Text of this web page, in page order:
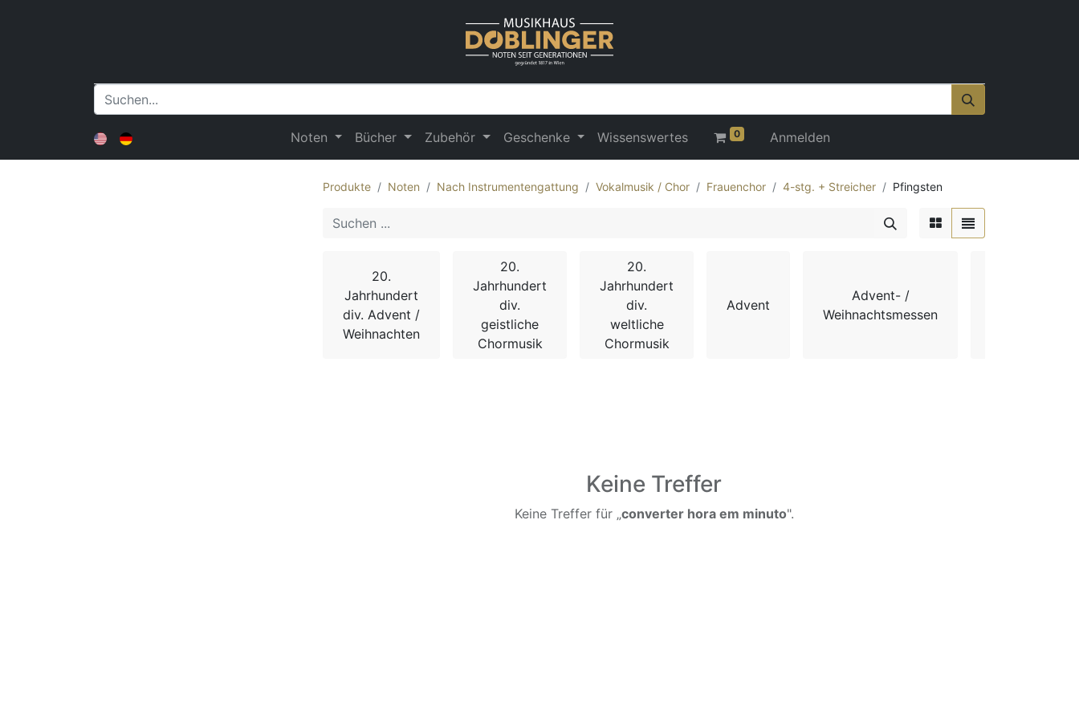
Noten Bücher Zubehör Geschenke Wissenswertes 0 Anmelden
Produkte Noten Nach Instrumentengattung Vokalmusik / Chor Frauenchor 4-stg. + Streicher Pfingsten
20.
Jahrhundert
div. Advent /
Weihnachten
20.
Jahrhundert
div.
geistliche
Chormusik
20.
Jahrhundert
div.
weltliche
Chormusik
Advent
Advent- /
Weihnachtsmessen
Keine Treffer
Keine Treffer für „converter hora em minuto".